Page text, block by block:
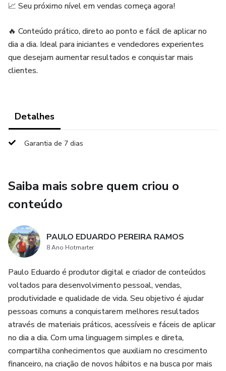
📈 Seu próximo nível em vendas começa agora!
🔥 Conteúdo prático, direto ao ponto e fácil de aplicar no
dia a dia. Ideal para iniciantes e vendedores experientes
que desejam aumentar resultados e conquistar mais
clientes.
Detalhes
Garantia de 7 dias
Saiba mais sobre quem criou o
conteúdo
PAULO EDUARDO PEREIRA RAMOS
8 Ano Hotmarter
Paulo Eduardo é produtor digital e criador de conteúdos
voltados para desenvolvimento pessoal, vendas,
produtividade e qualidade de vida. Seu objetivo é ajudar
pessoas comuns a conquistarem melhores resultados
através de materiais práticos, acessíveis e fáceis de aplicar
no dia a dia. Com uma linguagem simples e direta,
compartilha conhecimentos que auxiliam no crescimento
financeiro, na criação de novos hábitos e na busca por mais